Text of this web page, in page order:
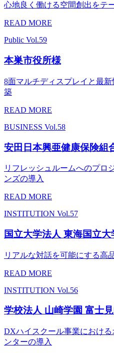
心地良く働ける空間創出をテ
READ MORE
Public Vol.59
本巣市役所様
8面マルチディスプレイと最
築
READ MORE
BUSINESS Vol.58
安田日本興亜健康保険組
リフレッシュルームへのプロ
ンズの導入
READ MORE
INSTITUTION Vol.57
国立大学法人 東海国立
リアルな対話を可能にする高
READ MORE
INSTITUTION Vol.56
学校法人 山崎学園 富士
DXハイスクール事業におけ
ンターの導入